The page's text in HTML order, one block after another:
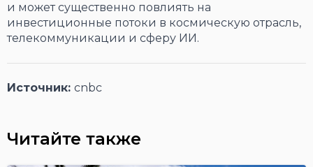
и может существенно повлиять на
инвестиционные потоки в космическую отрасль,
телекоммуникации и сферу ИИ.
Источник: cnbc
Читайте также